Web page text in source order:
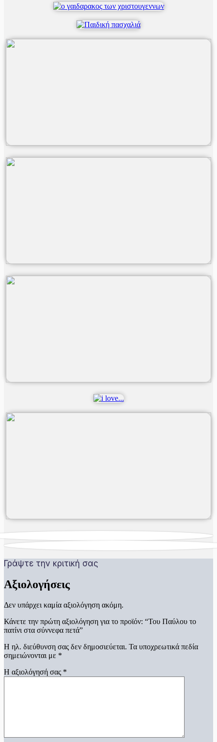
Γράψτε την κριτική σας
Αξιολογήσεις
Δεν υπάρχει καμία αξιολόγηση ακόμη.
Κάνετε την πρώτη αξιολόγηση για το προϊόν: “Του Παύλου το
πατίνι στα σύννεφα πετά”
Η ηλ. διεύθυνση σας δεν δημοσιεύεται. Τα υποχρεωτικά πεδία
σημειώνονται με *
Η αξιολόγησή σας *